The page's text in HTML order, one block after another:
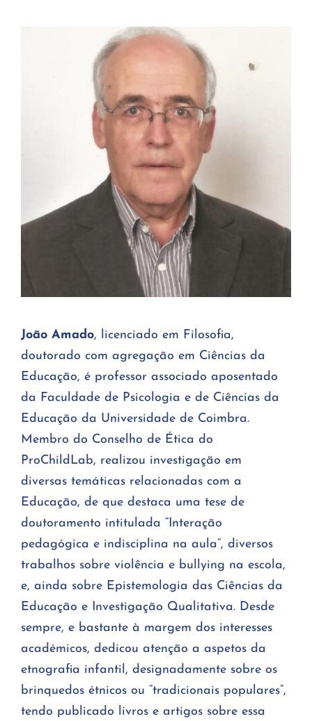
João Amado, licenciado em Filosofia,
doutorado com agregação em Ciências da
Educação, é professor associado aposentado
da Faculdade de Psicologia e de Ciências da
Educação da Universidade de Coimbra.
Membro do Conselho de Ética do
ProChildLab, realizou investigação em
diversas temáticas relacionadas com a
Educação, de que destaca uma tese de
doutoramento intitulada “Interação
pedagógica e indisciplina na aula”, diversos
trabalhos sobre violência e bullying na escola,
e, ainda sobre Epistemologia das Ciências da
Educação e Investigação Qualitativa. Desde
sempre, e bastante à margem dos interesses
académicos, dedicou atenção a aspetos da
etnografia infantil, designadamente sobre os
brinquedos étnicos ou “tradicionais populares”,
tendo publicado livros e artigos sobre essa